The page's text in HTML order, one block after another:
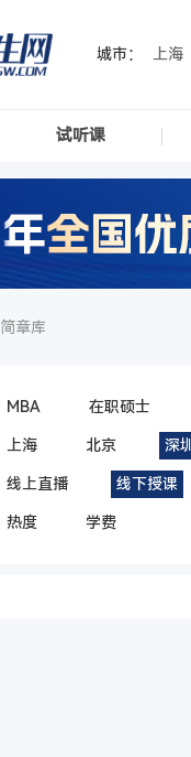
城市： 上海
试听课
简章库
MBA 在职硕士
上海 北京 深圳
线上直播 线下授课
热度 学费